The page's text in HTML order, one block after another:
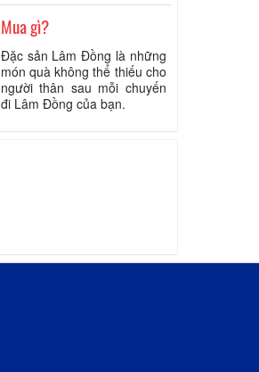
Mua gì?
Đặc sản Lâm Đồng là những
món quà không thể thiếu cho
người thân sau mỗi chuyến
đi Lâm Đồng của bạn.